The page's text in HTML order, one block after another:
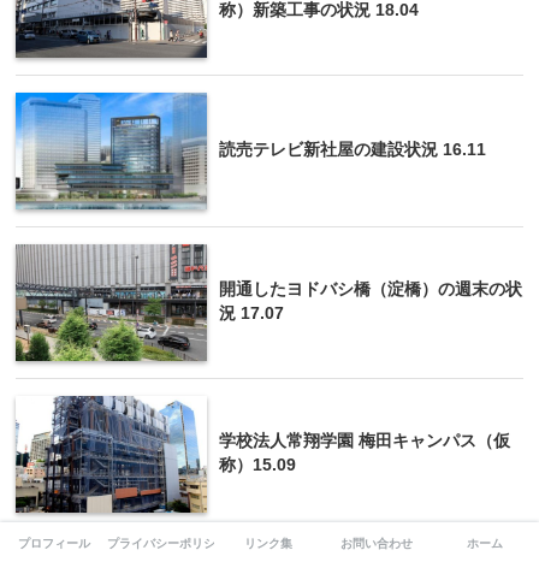
称）新築工事の状況 18.04
読売テレビ新社屋の建設状況 16.11
開通したヨドバシ橋（淀橋）の週末の状
況 17.07
学校法人常翔学園 梅田キャンパス（仮
称）15.09
プロフィール プライバシーポリシー リンク集 お問い合わせ ホーム